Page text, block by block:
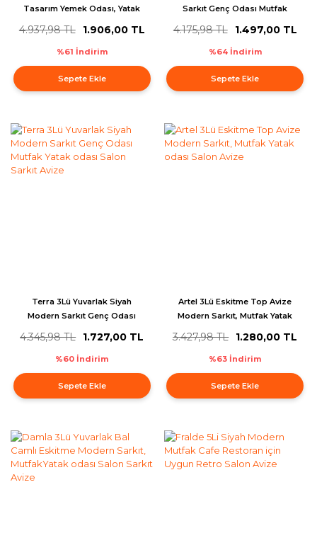
Tasarım Yemek Odası, Yatak
4.937,98 TL 1.906,00 TL
%61 İndirim
Sepete Ekle
Sarkıt Genç Odası Mutfak
4.175,98 TL 1.497,00 TL
%64 İndirim
Sepete Ekle
Terra 3Lü Yuvarlak Siyah
Modern Sarkıt Genç Odası
Sarkıt Avize
4.345,98 TL 1.727,00 TL
%60 İndirim
Sepete Ekle
Artel 3Lü Eskitme Top Avize
Modern Sarkıt, Mutfak Yatak
3.427,98 TL 1.280,00 TL
%63 İndirim
Sepete Ekle